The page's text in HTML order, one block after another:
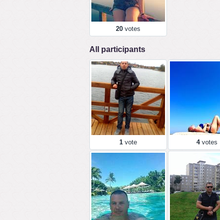
20 votes
All participants
1 vote
Mėlynas Maltos
:))
4votes